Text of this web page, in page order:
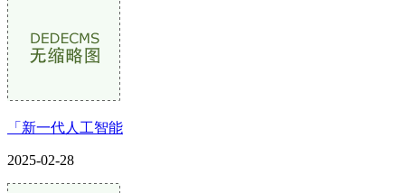
「新一代人工智能
2025-02-28